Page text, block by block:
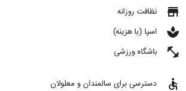
store نظافت روزانه
spa اسپا (با هزینه)
fitness_center باشگاه ورزشی
accessible دسترسی برای سالمندان و معلولان